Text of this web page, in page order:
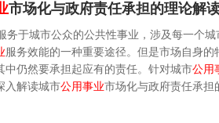
市场化与政府责任承担的理论解
务于城市公众的公共性事业，涉及每一个
服务效能的一种重要途径。但是市场自身
中仍然要承担起应有的责任。针对城市公用
入解读城市公用事业市场化与政府责任承担